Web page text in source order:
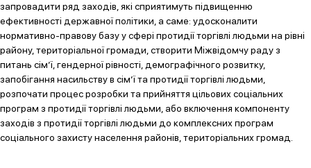
запровадити ряд заходів, які сприятимуть підвищенню
ефективності державної політики, а саме: удосконалити
нормативно-правову базу у сфері протидії торгівлі людьми на рівні
району, територіальної громади, створити Міжвідомчу раду з
питань сім’ї, гендерної рівності, демографічного розвитку,
запобігання насильству в сім’ї та протидії торгівлі людьми,
розпочати процес розробки та прийняття цільових соціальних
програм з протидії торгівлі людьми, або включення компоненту
заходів з протидії торгівлі людьми до комплексних програм
соціального захисту населення районів, територіальних громад.